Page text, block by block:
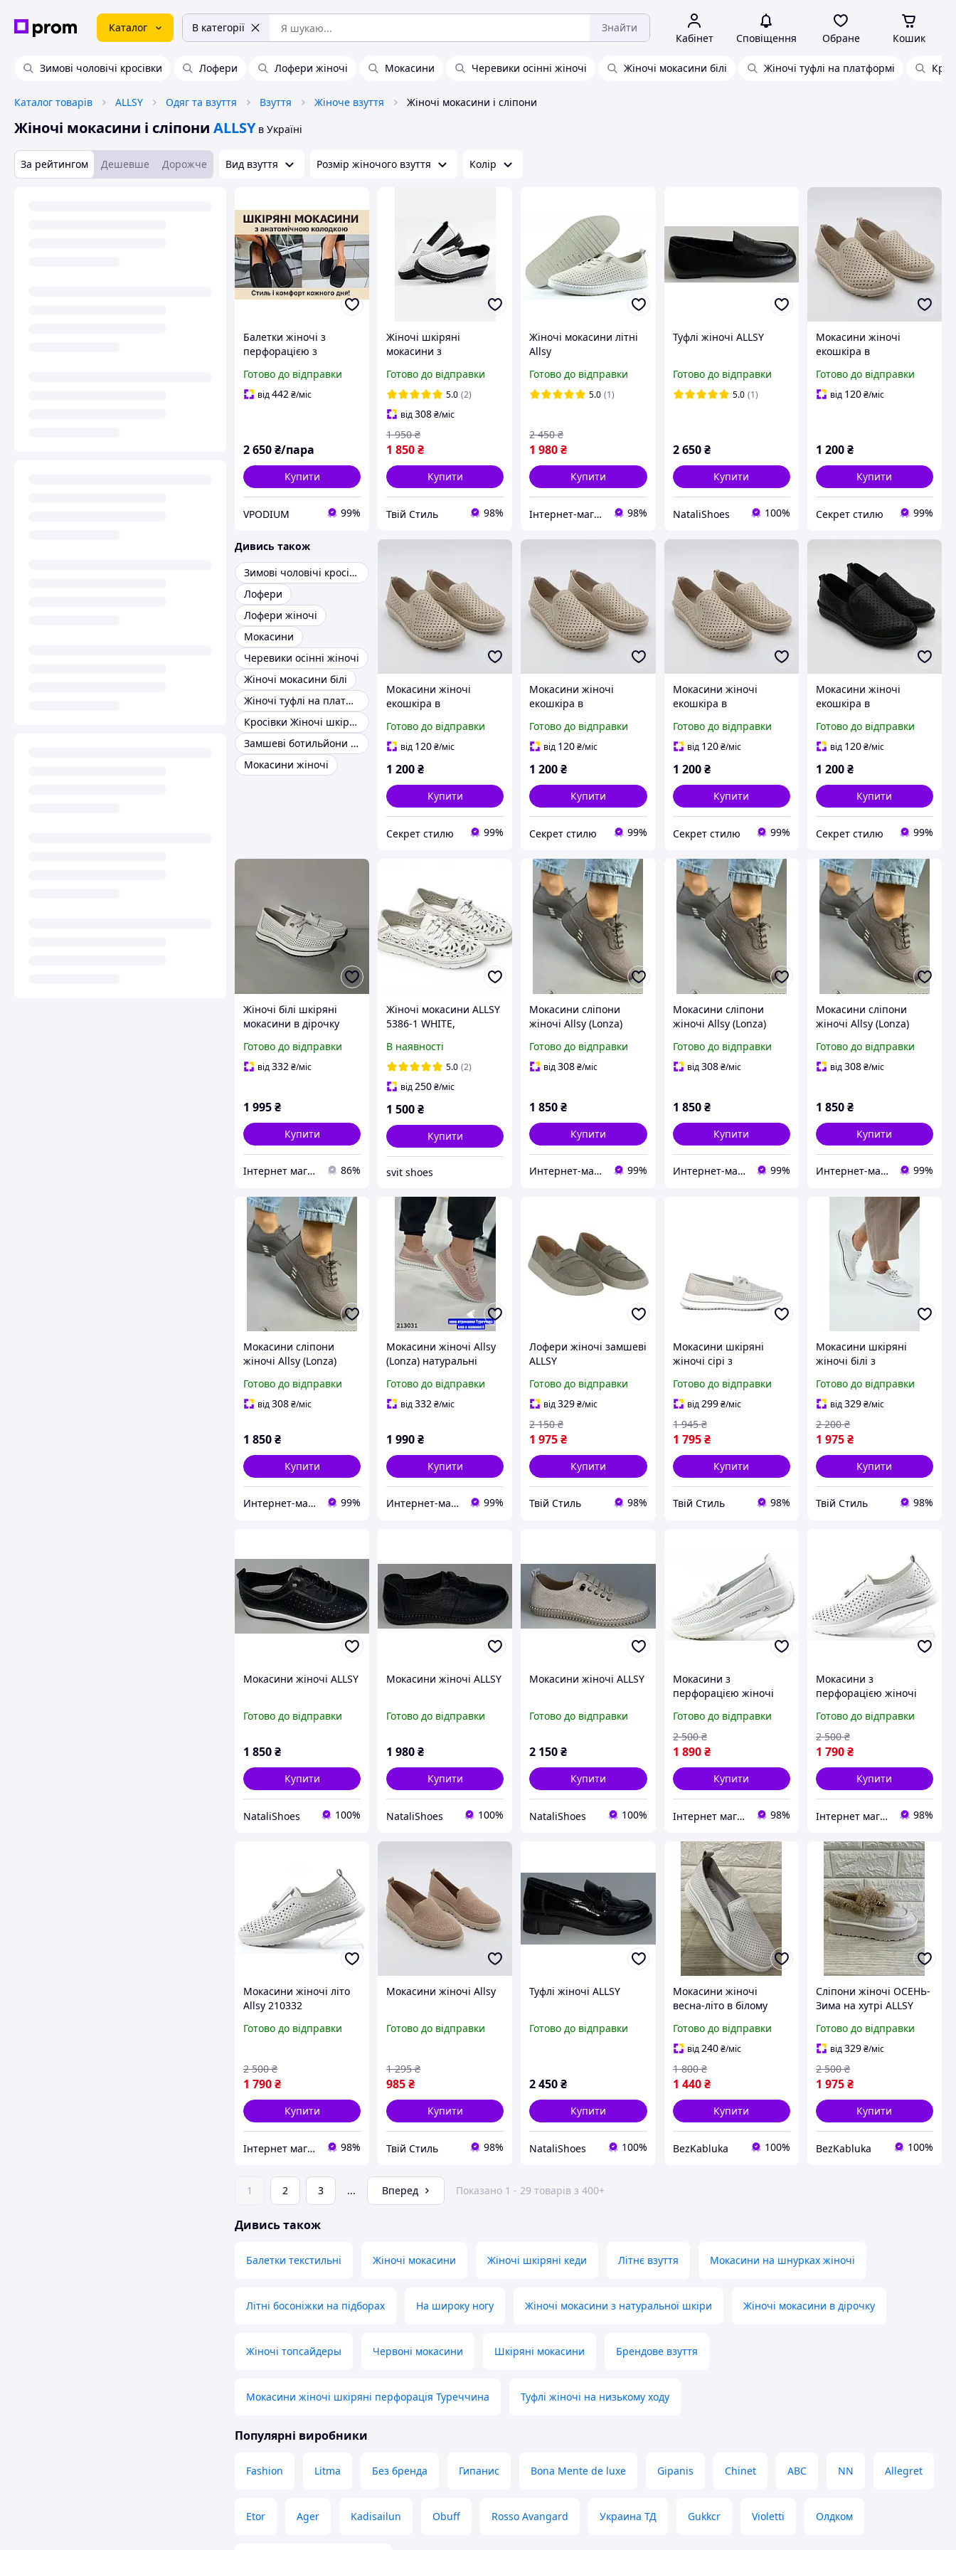
Каталог В категорії Знайти
Кабінет Сповіщення Обране Кошик
Зимові чоловічі кросівки Лофери Лофери жіночі Мокасини Черевики осінні жіночі Жіночі мокасини білі Жіночі туфлі на платформі
Каталог товарів ALLSY Одяг та взуття Взуття Жіноче взуття Жіночі мокасини і сліпони
Жіночі мокасини і сліпони ALLSY в Україні
За рейтингом Дешевше Дорожче Вид взуття Розмір жіночого взуття Колір
Балетки жіночі з
перфорацією з
бежевого кольору на
широкому каблучці.
Готово до відправки
від442₴/міс
2 650₴/пара
Купити
VPODIUM 99%
Жіночі шкіряні
мокасини з
Готово до відправки
5.0 (2)
від308₴/міс
1 850₴
1 950 ₴
Купити
Твій Стиль 98%
Жіночі мокасини літні
Allsy
Готово до відправки
5.0 (1)
1 980₴
2 450 ₴
Купити
Інтернет-магазин "Streetmoda" 98%
Туфлі жіночі ALLSY
Готово до відправки
5.0 (1)
2 650 ₴
Купити
NataliShoes 100%
Мокасини жіночі
екошкіра в
розмір за устілкою 26.5
см. Allsy код-(RA8-555)
Готово до відправки
від 120₴/міс
1 200₴
Купити
Секрет стилю 99%
Дивись також
Зимові чоловічі кросівки
Лофери
Лофери жіночі
Мокасини
Черевики осінні жіночі
Жіночі мокасини білі
Жіночі туфлі на платформі
Кросівки Жіночі шкіряні білі
Замшеві ботильйони на підборах
Мокасини жіночі
Мокасини жіночі
екошкіра в
розмір по устілці 25.5
см. Allsy код-(RA8-555)
Готово до відправки
від 120₴/міс
1 200₴
Купити
Секрет стилю 99%
Мокасини жіночі
екошкіра в
розмір по устілці 25 см.
Allsy код-(RA8-555)
Готово до відправки
від 120₴/міс
1 200₴
Купити
Секрет стилю 99%
Мокасини жіночі
екошкіра в
за устілкою 27 см. Allsy
код-(RA8-555)
Готово до відправки
від 120 ₴/міс
1 200 ₴
Купити
Секрет стилю 99%
Мокасини жіночі
екошкіра в
розмір по устілці 23.5
см. Allsy код-(RA8-5555
Готово до відправки
від 120₴/міс
1 200₴
Купити
Секрет стилю 99%
Жіночі білі шкіряні
мокасини в дірочку
Готово до відправки
від332 ₴/міс
1 995₴
Купити
Інтернет магазин "Shoes City" 86%
Жіночі мокасини ALLSY
5386-1 WHITE,
колір білий
В наявності
5.0 (2)
від250₴/міс
1 500₴
Купити
svit shoes
Мокасини сліпони
жіночі Allsy (Lonza)
36 (23,0 см)
Готово до відправки
від308₴/міс
1 850₴
Купити
Интернет-магазин обуви "shoescomfort" 99%
Мокасини сліпони
жіночі Allsy (Lonza)
37 (23,5 см)
Готово до відправки
від308 ₴/міс
1 850 ₴
Купити
Интернет-магазин обуви "shoescomfort" 99%
Мокасини сліпони
жіночі Allsy (Lonza)
38 (24,0 см)
Готово до відправки
від308₴/міс
1 850₴
Купити
Интернет-магазин обуви "shoescomfort" 99%
Мокасини сліпони
жіночі Allsy (Lonza)
39 (24,5 см)
Готово до відправки
від308₴/міс
1 850₴
Купити
Интернет-магазин обуви "shoescomfort" 99%
Мокасини жіночі Allsy
(Lonza) натуральні
кольору пудра 37 (23,5
см)
Готово до відправки
від332₴/міс
1 990₴
Купити
Интернет-магазин обуви "shoescomfort" 99%
Лофери жіночі замшеві
ALLSY
Готово до відправки
від329₴/міс
1 975₴
2 150 ₴
Купити
Твій Стиль 98%
Мокасини шкіряні
жіночі сірі з
Готово до відправки
від299 ₴/міс
1 795 ₴
1 945 ₴
Купити
Твій Стиль 98%
Мокасини шкіряні
жіночі білі з
Готово до відправки
від329₴/міс
1 975₴
2 200 ₴
Купити
Твій Стиль 98%
Мокасини жіночі ALLSY
Готово до відправки
1 850₴
Купити
NataliShoes 100%
Мокасини жіночі ALLSY
Готово до відправки
1 980₴
Купити
NataliShoes 100%
Мокасини жіночі ALLSY
Готово до відправки
2 150₴
Купити
NataliShoes 100%
Мокасини з
перфорацією жіночі
Готово до відправки
1 890 ₴
2 500 ₴
Купити
Інтернет магазин спортивного взуття Shoes-Factory 98%
Мокасини з
перфорацією жіночі
Готово до відправки
1 790₴
2 500 ₴
Купити
Інтернет магазин спортивного взуття Shoes-Factory 98%
Мокасини жіночі літо
Allsy 210332
Готово до відправки
1 790₴
2 500 ₴
Купити
Інтернет магазин спортивного взуття Shoes-Factory 98%
Мокасини жіночі Allsy
Готово до відправки
985₴
1 295 ₴
Купити
Твій Стиль 98%
Туфлі жіночі ALLSY
Готово до відправки
2 450₴
Купити
NataliShoes 100%
Мокасини жіночі
весна-літо в білому
40 41 розмір ALLSY
Готово до відправки
від240 ₴/міс
1 440 ₴
1 800 ₴
Купити
BezKabluka 100%
Сліпони жіночі ОСЕНЬ-
Зима на хутрі ALLSY
Готово до відправки
від329₴/міс
1 975₴
2 500 ₴
Купити
BezKabluka 100%
1 2 3 ... Вперед Показано 1 - 29 товарів з 400+
Дивись також
Балетки текстильні Жіночі мокасини Жіночі шкіряні кеди Літнє взуття Мокасини на шнурках жіночі
Літні босоніжки на підборах На широку ногу Жіночі мокасини з натуральної шкіри Жіночі мокасини в дірочку
Жіночі топсайдеры Червоні мокасини Шкіряні мокасини Брендове взуття
Мокасини жіночі шкіряні перфорація Туреччина Туфлі жіночі на низькому ходу
Популярні виробники
Fashion Litma Без бренда Гипанис Bona Mente de luxe Gipanis Chinet ABC NN Allegret
Etor Ager Kadisailun Obuff Rosso Avangard Украина ТД Gukkcr Violetti Олдком